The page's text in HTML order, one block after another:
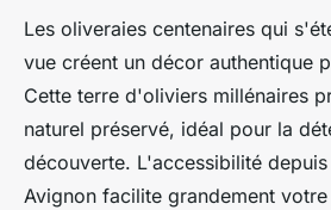
Les oliveraies centenaires qui
vue créent un décor authentique
Cette terre d'oliviers millénaires
naturel préservé, idéal pour la
découverte. L'accessibilité
Avignon facilite grandement